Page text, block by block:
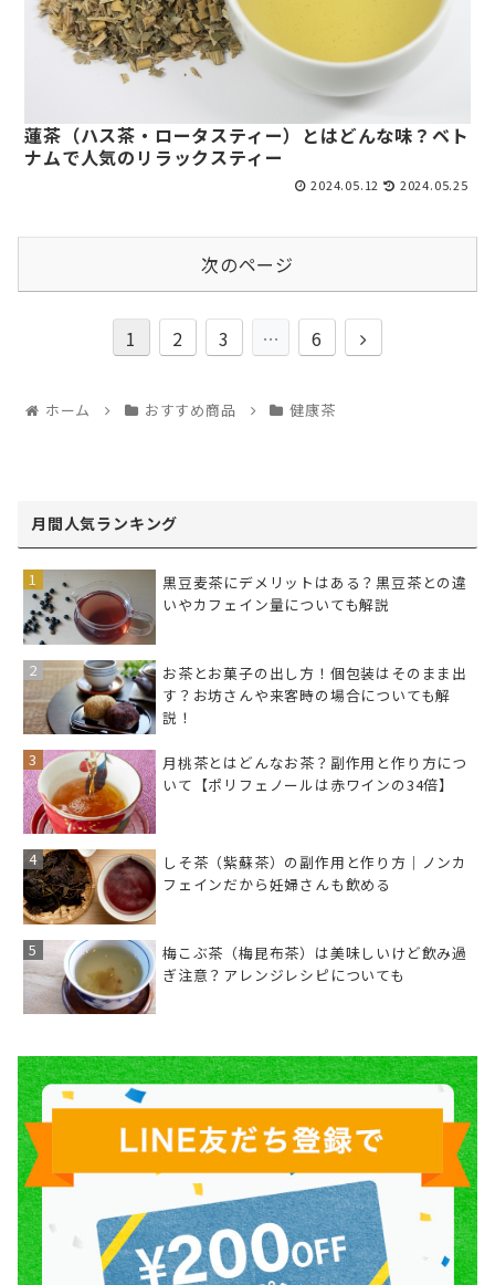
蓮茶（ハス茶・ロータスティー）とはどんな味？ベト
ナムで人気のリラックスティー
2024.05.12 2024.05.25
次のページ
1 2 3 … 6
ホーム おすすめ商品 健康茶
月間人気ランキング
黒豆麦茶にデメリットはある？黒豆茶との違
いやカフェイン量についても解説
お茶とお菓子の出し方！個包装はそのまま出
す？お坊さんや来客時の場合についても解
説！
月桃茶とはどんなお茶？副作用と作り方につ
いて【ポリフェノールは赤ワインの34倍】
しそ茶（紫蘇茶）の副作用と作り方｜ノンカ
フェインだから妊婦さんも飲める
梅こぶ茶（梅昆布茶）は美味しいけど飲み過
ぎ注意？アレンジレシピについても